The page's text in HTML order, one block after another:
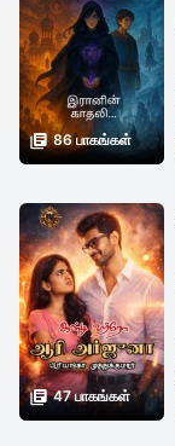
 86 பாகங்கள்
 47 பாகங்கள்